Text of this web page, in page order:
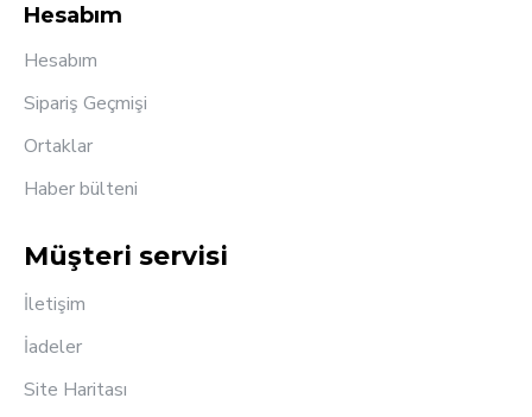
Hesabım
Hesabım
Sipariş Geçmişi
Ortaklar
Haber bülteni
Müşteri servisi
İletişim
İadeler
Site Haritası